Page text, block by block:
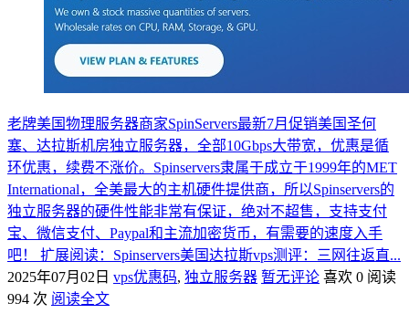
老牌美国物理服务器商家SpinServers最新7月促销美国圣何
塞、达拉斯机房独立服务器，全部10Gbps大带宽，优惠是循
环优惠，续费不涨价。Spinservers隶属于成立于1999年的MET
International，全美最大的主机硬件提供商，所以Spinservers的
独立服务器的硬件性能非常有保证，绝对不超售，支持支付
宝、微信支付、Paypal和主流加密货币，有需要的速度入手
吧！ 扩展阅读：Spinservers美国达拉斯vps测评：三网往返直...
2025年07月02日 vps优惠码, 独立服务器 暂无评论 喜欢 0 阅读
994 次 阅读全文